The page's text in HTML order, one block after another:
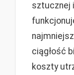
sztucznej
ciągłość
koszty